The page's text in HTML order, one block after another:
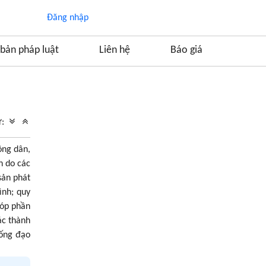
Đăng nhập
pháp luật Liên hệ Báo giá
dân,
do các
phát
quy
phần
thành
đạo